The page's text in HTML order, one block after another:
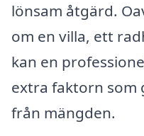
lönsam åtgärd.
om en villa, ett
kan en
extra faktorn som
från mängden.